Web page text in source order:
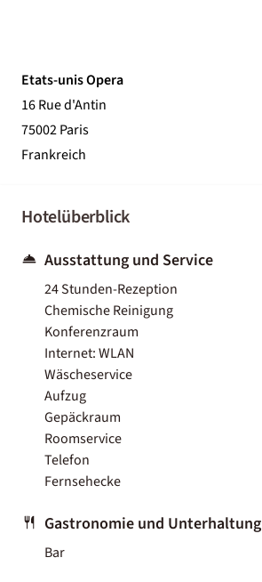
Etats-unis Opera
16 Rue d'Antin
75002 Paris
Frankreich
Hotelüberblick
Ausstattung und Service
24 Stunden-Rezeption
Chemische Reinigung
Konferenzraum
Internet: WLAN
Wäscheservice
Aufzug
Gepäckraum
Roomservice
Telefon
Fernsehecke
Gastronomie und Unterhaltung
Bar